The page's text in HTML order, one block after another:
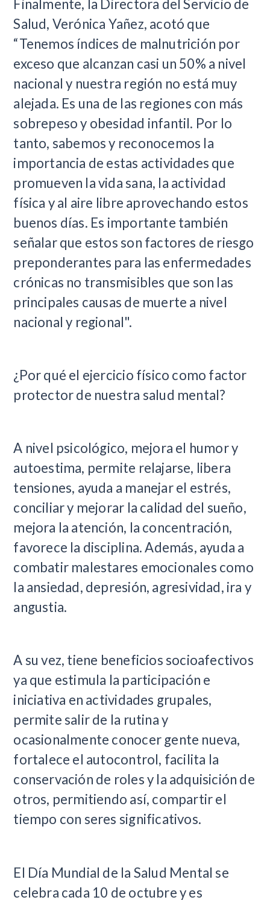
Finalmente, la Directora del Servicio de
Salud, Verónica Yañez, acotó que
“Tenemos índices de malnutrición por
exceso que alcanzan casi un 50% a nivel
nacional y nuestra región no está muy
alejada. Es una de las regiones con más
sobrepeso y obesidad infantil. Por lo
tanto, sabemos y reconocemos la
importancia de estas actividades que
promueven la vida sana, la actividad
física y al aire libre aprovechando estos
buenos días. Es importante también
señalar que estos son factores de riesgo
preponderantes para las enfermedades
crónicas no transmisibles que son las
principales causas de muerte a nivel
nacional y regional".
¿Por qué el ejercicio físico como factor
protector de nuestra salud mental?
A nivel psicológico, mejora el humor y
autoestima, permite relajarse, libera
tensiones, ayuda a manejar el estrés,
conciliar y mejorar la calidad del sueño,
mejora la atención, la concentración,
favorece la disciplina. Además, ayuda a
combatir malestares emocionales como
la ansiedad, depresión, agresividad, ira y
angustia.
A su vez, tiene beneficios socioafectivos
ya que estimula la participación e
iniciativa en actividades grupales,
permite salir de la rutina y
ocasionalmente conocer gente nueva,
fortalece el autocontrol, facilita la
conservación de roles y la adquisición de
otros, permitiendo así, compartir el
tiempo con seres significativos.
El Día Mundial de la Salud Mental se
celebra cada 10 de octubre y es